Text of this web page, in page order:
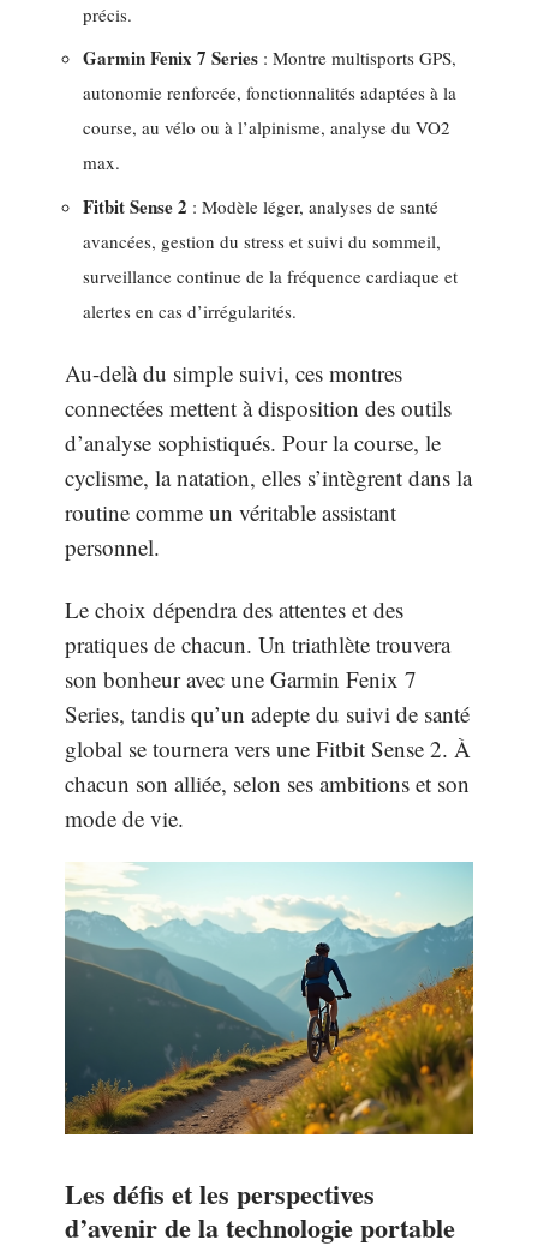
précis.
Garmin Fenix 7 Series : Montre multisports GPS,
autonomie renforcée, fonctionnalités adaptées à la
course, au vélo ou à l’alpinisme, analyse du VO2
max.
Fitbit Sense 2 : Modèle léger, analyses de santé
avancées, gestion du stress et suivi du sommeil,
surveillance continue de la fréquence cardiaque et
alertes en cas d’irrégularités.
Au-delà du simple suivi, ces montres
connectées mettent à disposition des outils
d’analyse sophistiqués. Pour la course, le
cyclisme, la natation, elles s’intègrent dans la
routine comme un véritable assistant
personnel.
Le choix dépendra des attentes et des
pratiques de chacun. Un triathlète trouvera
son bonheur avec une Garmin Fenix 7
Series, tandis qu’un adepte du suivi de santé
global se tournera vers une Fitbit Sense 2. À
chacun son alliée, selon ses ambitions et son
mode de vie.
Les défis et les perspectives
d’avenir de la technologie portable